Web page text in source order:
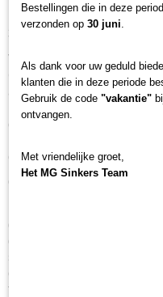
karperkoning.
300 meter pure kracht in
Vergeet het gevecht met
Gevlochten Lijn vecht je
andere kant van de lijn
heb je ruim voldoende
onverwachte vluchten van
camouflage op elk
Onbreekbare precisie:
gevlochten lijn. Carp
gemaakt van 8 vezels, wat
omstandigheden en
te rafelen.
Bestellingen die in deze
verzonden op 30 juni.
Als dank voor uw geduld
klanten die in deze periode
Gebruik de code "vakantie"
ontvangen.
Met vriendelijke groet,
Het MG Sinkers Team